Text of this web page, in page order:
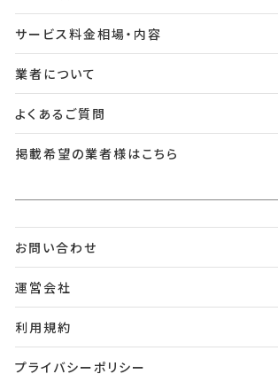
サービス料金相場・内容
業者について
よくあるご質問
掲載希望の業者様はこちら
お問い合わせ
運営会社
利用規約
プライバシーポリシー